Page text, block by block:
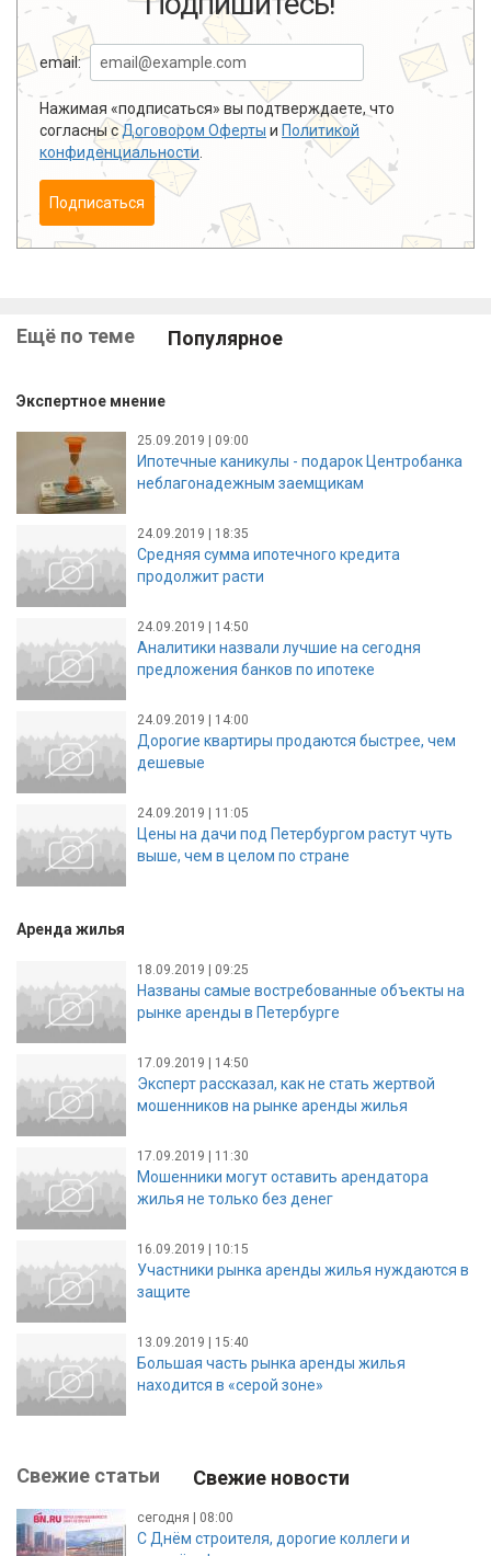
email:
Нажимая «подписаться» вы подтверждаете, что
согласны сДоговором Оферты и Политикой
конфиденциальности.
Подписаться
Ещё по теме Популярное
Экспертное мнение
25.09.2019 | 09:00
Ипотечные каникулы - подарок Центробанка
неблагонадежным заемщикам
24.09.2019 | 18:35
Средняя сумма ипотечного кредита
продолжит расти
24.09.2019 | 14:50
Аналитики назвали лучшие на сегодня
предложения банков по ипотеке
24.09.2019 | 14:00
Дорогие квартиры продаются быстрее, чем
дешевые
24.09.2019 | 11:05
Цены на дачи под Петербургом растут чуть
выше, чем в целом по стране
Аренда жилья
18.09.2019 | 09:25
Названы самые востребованные объекты на
рынке аренды в Петербурге
17.09.2019 | 14:50
Эксперт рассказал, как не стать жертвой
мошенников на рынке аренды жилья
17.09.2019 | 11:30
Мошенники могут оставить арендатора
жилья не только без денег
16.09.2019 | 10:15
Участники рынка аренды жилья нуждаются в
защите
13.09.2019 | 15:40
Большая часть рынка аренды жилья
находится в «серой зоне»
Свежие статьи Свежие новости
сегодня | 08:00
С Днём строителя, дорогие коллеги и